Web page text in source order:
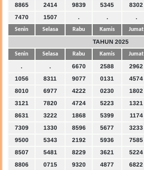
8865
2414 9839 5345 8302
7470
1507 . . .
Senin Selasa Rabu Kamis Jumat
TAHUN 2025
Senin Selasa Rabu Kamis Jumat
. . 6670 2588 2962
1056
8311 9077 0131 4574
8010
6977 4222 0230 1802
3121
7820 4724 5223 1321
8631
3222 1868 5399 1174
7309
1330 8596 5677 3233
9500
5343 2192 5936 7585
8507
5481 8229 3621 5224
8806
0715 9320 4877 6822